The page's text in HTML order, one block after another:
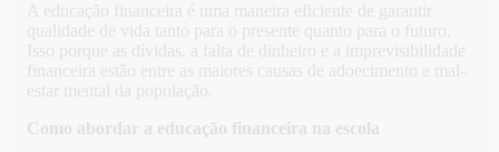
A educação financeira é uma maneira eficiente de garantir
qualidade de vida tanto para o presente quanto para o futuro.
Isso porque as dívidas, a falta de dinheiro e a imprevisibilidade
financeira estão entre as maiores causas de adoecimento e mal-
estar mental da população.
Como abordar a educação financeira na escola